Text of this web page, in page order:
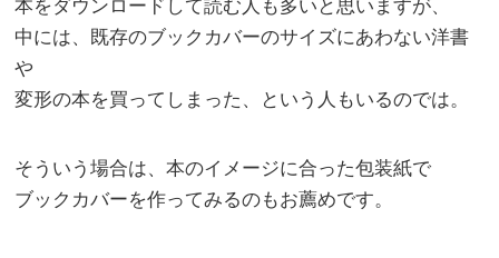
本をダウンロードして読む人も多いと思いますが、
中には、既存のブックカバーのサイズにあわない洋書
や
変形の本を買ってしまった、という人もいるのでは。
そういう場合は、本のイメージに合った包装紙で
ブックカバーを作ってみるのもお薦めです。